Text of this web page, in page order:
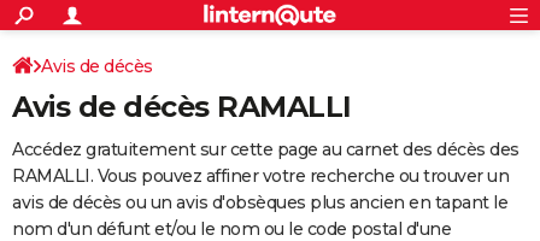
ACTUALITÉS
Politique
Société
Faits Divers
Education
Monde
Villes
+
SPORT
Coupe du monde 2026
Football
Tennis
Cyclisme
Rugby
Forum
Programme TV
TNT
Streaming
Cinéma
Sorties cinéma
Musique
+
FINANCE
Retraite
Epargne
Immobilier
Risques naturels par ville
Banque
Assurance
AUTO
Avis de décès
Avis de décès RAMALLI
Accédez gratuitement sur cette page au carnet des décès des
RAMALLI. Vous pouvez affiner votre recherche ou trouver un
avis de décès ou un avis d'obsèques plus ancien en tapant le
nom d'un défunt et/ou le nom ou le code postal d'une